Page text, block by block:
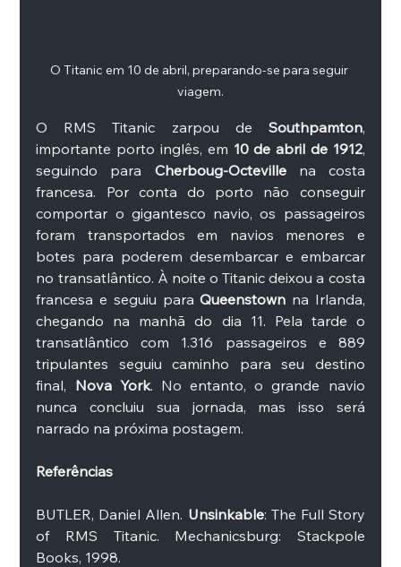
O Titanic em 10 de abril, preparando-se para seguir
viagem.
O RMS Titanic zarpou de Southpamton,
importante porto inglês, em 10 de abril de 1912,
seguindo para Cherboug-Octeville na costa
francesa. Por conta do porto não conseguir
comportar o gigantesco navio, os passageiros
foram transportados em navios menores e
botes para poderem desembarcar e embarcar
no transatlântico. À noite o Titanic deixou a costa
francesa e seguiu para Queenstown na Irlanda,
chegando na manhã do dia 11. Pela tarde o
transatlântico com 1.316 passageiros e 889
tripulantes seguiu caminho para seu destino
final, Nova York. No entanto, o grande navio
nunca concluiu sua jornada, mas isso será
narrado na próxima postagem.
Referências
BUTLER, Daniel Allen. Unsinkable: The Full Story
of RMS Titanic. Mechanicsburg: Stackpole
Books, 1998.